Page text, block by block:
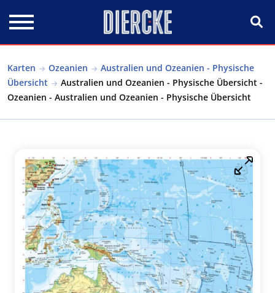
Karten Ozeanien
Australien und Ozeanien - Physische
Übersicht
Australien und Ozeanien - Physische Übersicht -
Ozeanien - Australien und Ozeanien - Physische Übersicht